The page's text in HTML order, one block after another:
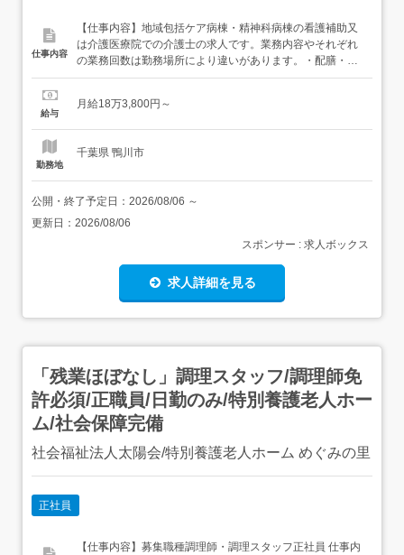
仕事内容
【仕事内容】地域包括ケア病棟・精神科病棟の看護補助又
は介護医療院での介護士の求人です。業務内容やそれぞれ
の業務回数は勤務場所により違いがあります。・配膳・下
膳・食堂誘導を含む食事介助・ポータブルトイレの清掃・
体位交換 3回/日・入浴介助 2回～5回/週・リネン交換 リネ
給与
月給18万3,800円～
勤務地
千葉県 鴨川市
公開・終了予定日： 2026/08/06 ～
更新日： 2026/08/06
スポンサー : 求人ボックス
求人詳細を見る
「残業ほぼなし」調理スタッフ/調理師免
許必須/正職員/日勤のみ/特別養護老人ホー
ム/社会保障完備
社会福祉法人太陽会/特別養護老人ホーム めぐみの里
正社員
【仕事内容】募集職種調理師・調理スタッフ正社員 仕事内